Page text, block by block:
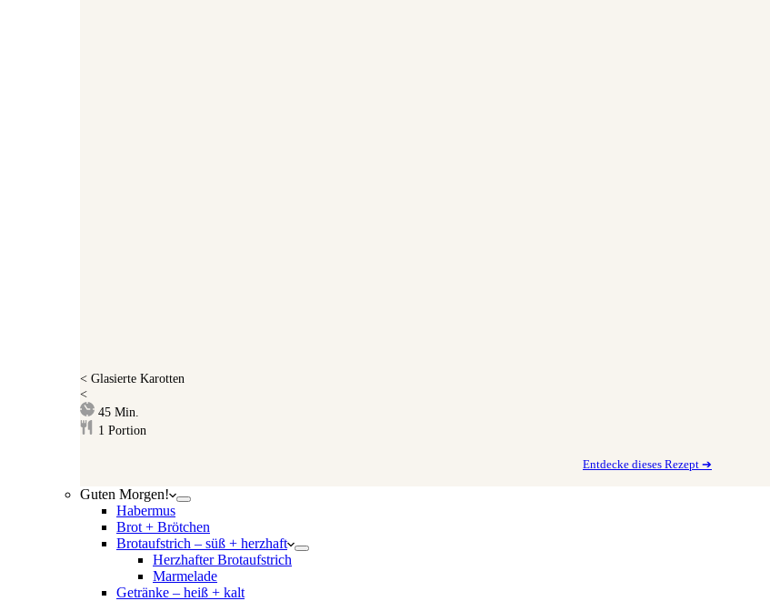
< Glasierte Karotten
<
45 Minuten
Min.
1 Portion
Entdecke dieses Rezept ➔
Guten Morgen!
Habermus
Brot + Brötchen
Brotaufstrich – süß + herzhaft
Herzhafter Brotaufstrich
Marmelade
Getränke – heiß + kalt